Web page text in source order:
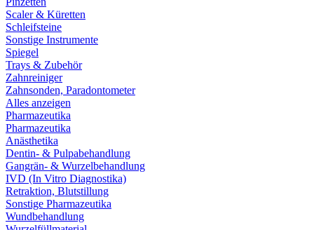
Scaler & Küretten
Schleifsteine
Sonstige Instrumente
Spiegel
Trays & Zubehör
Zahnreiniger
Zahnsonden, Paradontometer
Alles anzeigen
Pharmazeutika
Pharmazeutika
Anästhetika
Dentin- & Pulpabehandlung
Gangrän- & Wurzelbehandlung
IVD (In Vitro Diagnostika)
Retraktion, Blutstillung
Sonstige Pharmazeutika
Wundbehandlung